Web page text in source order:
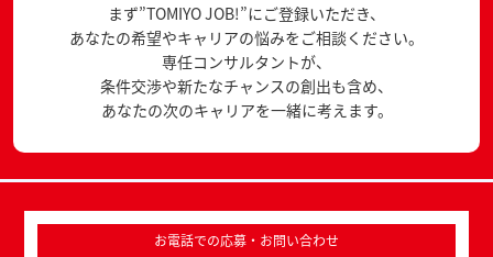
まず”TOMIYO JOB!”にご登録いただき、
あなたの希望やキャリアの悩みをご相談ください。
専任コンサルタントが、
条件交渉や新たなチャンスの創出も含め、
あなたの次のキャリアを一緒に考えます。
お電話での応募・お問い合わせ